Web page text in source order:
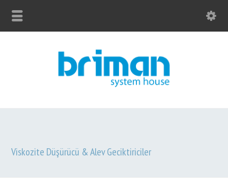
Viskozite Düşürücü & Alev Geciktiriciler